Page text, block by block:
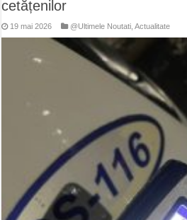
cetățenilor
19 mai 2026 @Ultimele Noutati ,Actualitate